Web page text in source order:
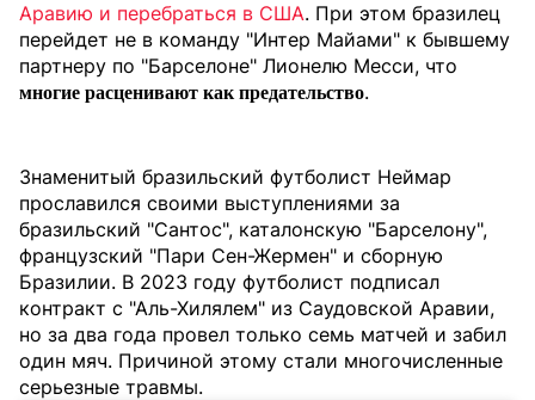
Аравию и перебраться в США. При этом бразилец
перейдет не в команду "Интер Майами" к бывшему
партнеру по "Барселоне" Лионелю Месси, что
многие расценивают как предательство.
Знаменитый бразильский футболист Неймар
прославился своими выступлениями за
бразильский "Сантос", каталонскую "Барселону",
французский "Пари Сен-Жермен" и сборную
Бразилии. В 2023 году футболист подписал
контракт с "Аль-Хилялем" из Саудовской Аравии,
но за два года провел только семь матчей и забил
один мяч. Причиной этому стали многочисленные
серьезные травмы.